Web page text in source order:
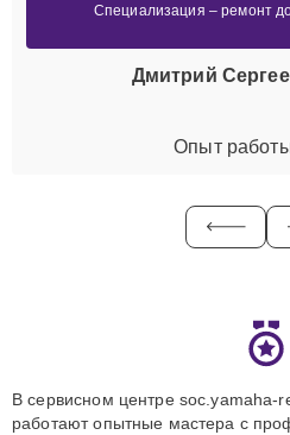
Специализация – ремонт
Дмитрий
Опыт
В сервисном центре soc.yamaha-
работают опытные мастера с